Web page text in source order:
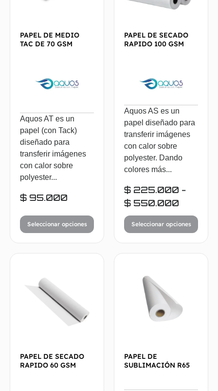
PAPEL DE MEDIO
TAC DE 70 GSM
Aquos AT es un
papel (con Tack)
diseñado para
transferir imágenes
con calor sobre
polyester...
$ 95.000
Seleccionar opciones
PAPEL DE SECADO
RAPIDO 100 GSM
Aquos AS es un
papel diseñado para
transferir imágenes
con calor sobre
polyester. Dando
colores más...
$ 225.000 -
$ 550.000
Seleccionar opciones
PAPEL DE SECADO
RAPIDO 60 GSM
PAPEL DE
SUBLIMACIÓN R65